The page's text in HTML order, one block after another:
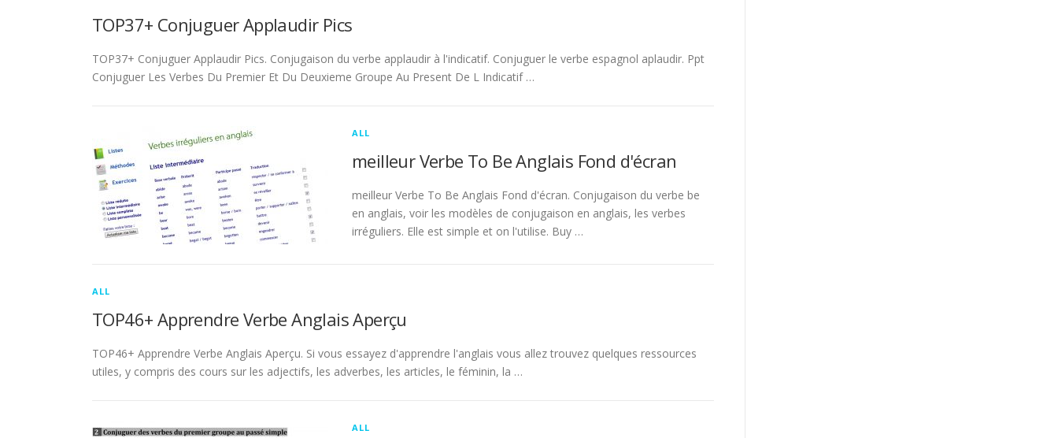
TOP37+ Conjuguer Applaudir Pics
TOP37+ Conjuguer Applaudir Pics. Conjugaison du verbe applaudir à l'indicatif. Conjuguer le verbe espagnol aplaudir. Ppt
Conjuguer Les Verbes Du Premier Et Du Deuxieme Groupe Au Present De L Indicatif …
ALL
meilleur Verbe To Be Anglais Fond d'écran
meilleur Verbe To Be Anglais Fond d'écran. Conjugaison du verbe be
en anglais, voir les modèles de conjugaison en anglais, les verbes
irréguliers. Elle est simple et on l'utilise. Buy …
ALL
TOP46+ Apprendre Verbe Anglais Aperçu
TOP46+ Apprendre Verbe Anglais Aperçu. Si vous essayez d'apprendre l'anglais vous allez trouvez quelques ressources
utiles, y compris des cours sur les adjectifs, les adverbes, les articles, le féminin, la …
ALL